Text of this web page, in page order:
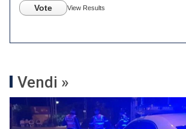
Vote View Results
Vendi »